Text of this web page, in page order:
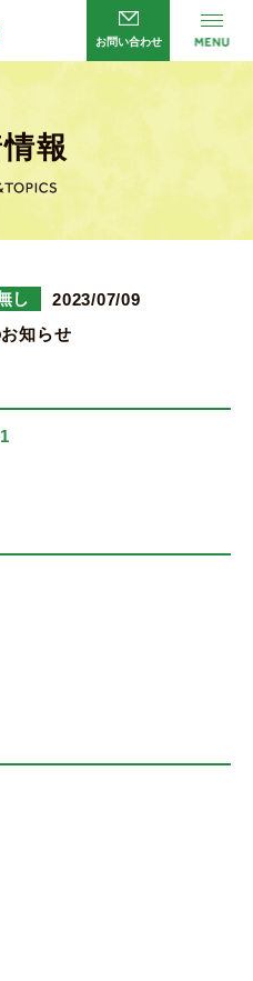
お問い合わせ
プライバシーポリシー
わせ
報
し
2023/07/09
知らせ
1